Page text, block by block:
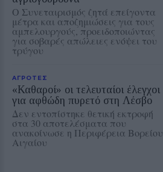
Ο Συνεταιρισμός ζητά επείγοντα
μέτρα και αποζημιώσεις για τους
αμπελουργούς, προειδοποιώντας
για σοβαρές απώλειες ενόψει του
τρύγου
ΑΓΡΟΤΕΣ
«Καθαροί» οι τελευταίοι έλεγχοι
για αφθώδη πυρετό στη Λέσβο
Δεν εντοπίστηκε θετική εκτροφή
στα 30 αποτελέσματα που
ανακοίνωσε η Περιφέρεια Βορείου
Αιγαίου